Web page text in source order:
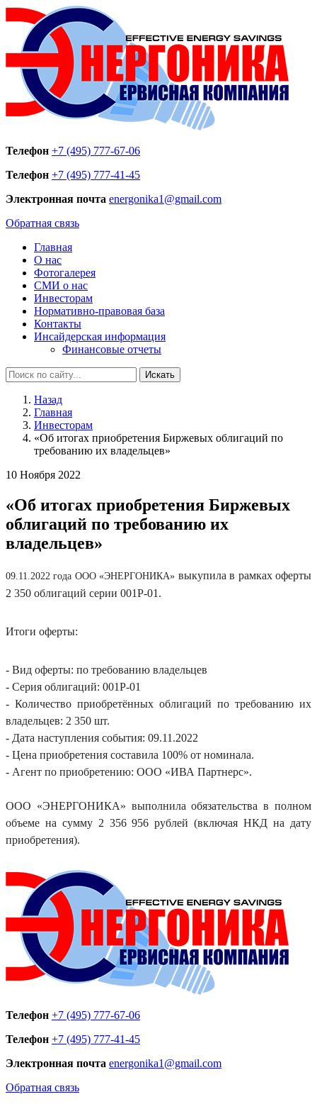
Телефон +7 (495) 777-67-06
Телефон +7 (495) 777-41-45
Электронная почта energonika1@gmail.com
Обратная связь
Главная
О нас
Фотогалерея
СМИ о нас
Инвесторам
Нормативно-правовая база
Контакты
Инсайдерская информация
Финансовые отчеты
Искать
Назад
Главная
Инвесторам
«Об итогах приобретения Биржевых облигаций по
требованию их владельцев»
10 Ноября 2022
«Об итогах приобретения Биржевых
облигаций по требованию их
владельцев»
09.11.2022 года ООО «ЭНЕРГОНИКА» выкупила в рамках оферты
2 350 облигаций серии 001P-01.
Итоги оферты:
- Вид оферты: по требованию владельцев
- Серия облигаций: 001Р-01
- Количество приобретённых облигаций по требованию их
владельцев: 2 350 шт.
- Дата наступления события: 09.11.2022
- Цена приобретения составила 100% от номинала.
- Агент по приобретению: ООО «ИВА Партнерс».
ООО «ЭНЕРГОНИКА» выполнила обязательства в полном
объеме на сумму 2 356 956 рублей (включая НКД на дату
приобретения).
Телефон +7 (495) 777-67-06
Телефон +7 (495) 777-41-45
Электронная почта energonika1@gmail.com
Обратная связь